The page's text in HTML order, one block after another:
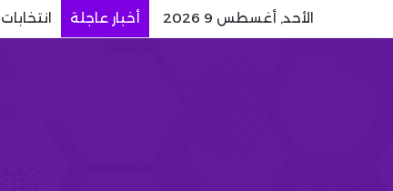
الأحد, أغسطس 9 2026 أخبار عاجلة